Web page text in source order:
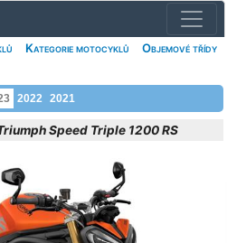
Kategorie motocyklů
Objemové třídy
2022 2021
Speed Triple 1200 RS